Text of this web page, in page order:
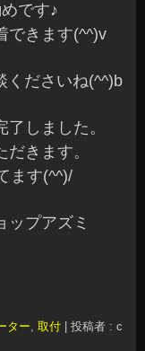
です♪
できます(^^)v
くださいね(^^)b
しました。
きます。
ます(^^)/
プアズミ
ター, 取付
投稿者 : c